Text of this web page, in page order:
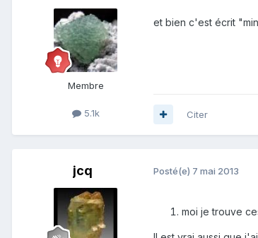
Membre
5.1k
et bien c'est écrit
Citer
jcq Posté(e) 7 mai 2013
moi je trouve